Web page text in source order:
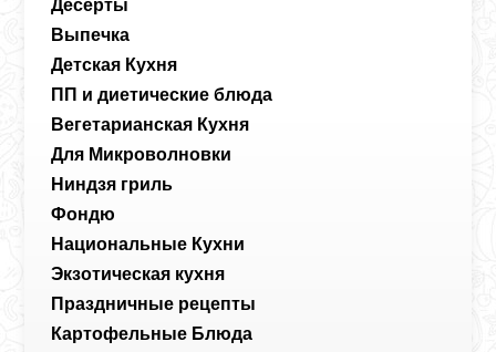
Десерты
Выпечка
Детская Кухня
ПП и диетические блюда
Вегетарианская Кухня
Для Микроволновки
Ниндзя гриль
Фондю
Национальные Кухни
Экзотическая кухня
Праздничные рецепты
Картофельные Блюда